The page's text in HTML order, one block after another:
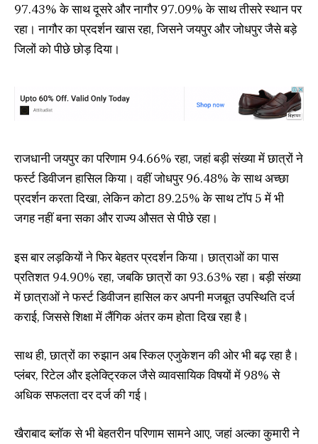
97.43% के साथ दूसरे और नागौर 97.09% के साथ तीसरे स्थान पर
रहा। नागौर का प्रदर्शन खास रहा, जिसने जयपुर और जोधपुर जैसे बड़े
जिलों को पीछे छोड़ दिया।
राजधानी जयपुर का परिणाम 94.66% रहा, जहां बड़ी संख्या में छात्रों ने
फर्स्ट डिवीजन हासिल किया। वहीं जोधपुर 96.48% के साथ अच्छा
प्रदर्शन करता दिखा, लेकिन कोटा 89.25% के साथ टॉप 5 में भी
जगह नहीं बना सका और राज्य औसत से पीछे रहा।
इस बार लड़कियों ने फिर बेहतर प्रदर्शन किया। छात्राओं का पास
प्रतिशत 94.90% रहा, जबकि छात्रों का 93.63% रहा। बड़ी संख्या
में छात्राओं ने फर्स्ट डिवीजन हासिल कर अपनी मजबूत उपस्थिति दर्ज
कराई, जिससे शिक्षा में लैंगिक अंतर कम होता दिख रहा है।
साथ ही, छात्रों का रुझान अब स्किल एजुकेशन की ओर भी बढ़ रहा है।
प्लंबर, रिटेल और इलेक्ट्रिकल जैसे व्यावसायिक विषयों में 98% से
अधिक सफलता दर दर्ज की गई।
खैराबाद ब्लॉक से भी बेहतरीन परिणाम सामने आए, जहां अल्का कुमारी ने